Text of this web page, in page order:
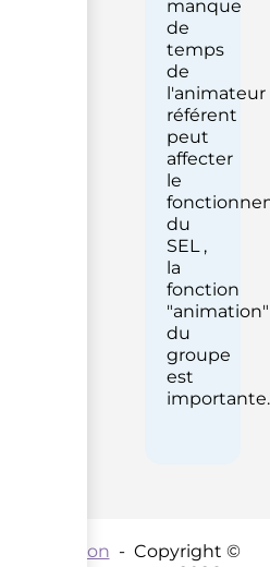
manque
de
temps
de
l'animateur
référent
peut
affecter
le
du
SEL ,
la
fonction
"animation"
du
groupe
est
importante.
Coordination - Copyright ©